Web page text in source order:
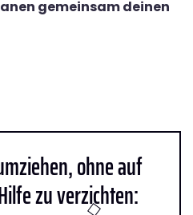
gemeinsam deinen
ohne auf
zu verzichten: